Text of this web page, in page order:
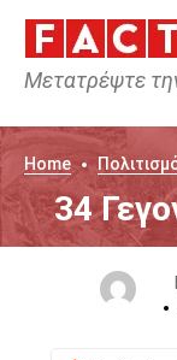
Μετατρέψτε
Home
34